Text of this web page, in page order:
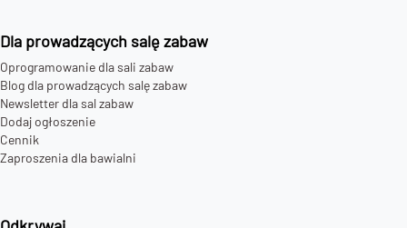
Dla prowadzących salę zabaw
Oprogramowanie dla sali zabaw
Blog dla prowadzących salę zabaw
Newsletter dla sal zabaw
Dodaj ogłoszenie
Cennik
Zaproszenia dla bawialni